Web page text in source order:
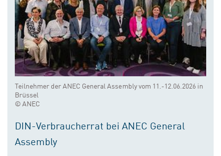
Teilnehmer der ANEC General Assembly vom 11.-12.06.2026 in
Brüssel
© ANEC
DIN-Verbraucherrat bei ANEC General
Assembly